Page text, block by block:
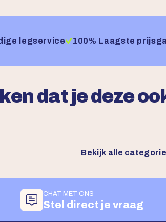
legservice 100% Laagste
dat je deze
Bekijk alle
CHAT MET ONS
Stel direct je vraag